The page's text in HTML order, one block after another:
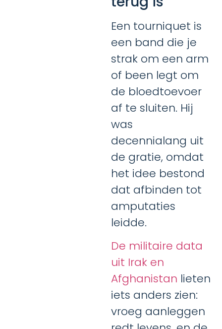
Een tourniquet is
een band die je
strak om een arm
of been legt om
de bloedtoevoer
af te sluiten. Hij
was
decennialang uit
de gratie, omdat
het idee bestond
dat afbinden tot
amputaties
leidde.
De militaire data
uit Irak en
Afghanistan lieten
iets anders zien:
vroeg aanleggen